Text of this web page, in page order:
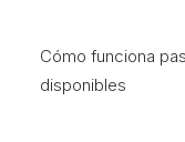
Cómo funciona
disponibles